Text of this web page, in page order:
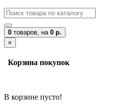
0 товаров, на 0 р.
×
Корзина покупок
В корзине пусто!